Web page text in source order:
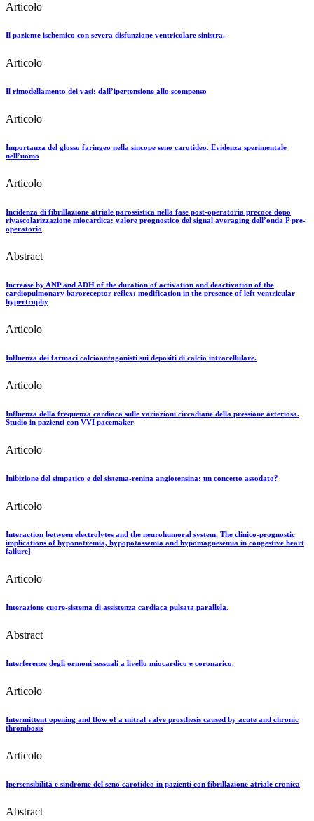
Articolo
Il paziente ischemico con severa disfunzione ventricolare sinistra.
Articolo
Il rimodellamento dei vasi: dall’ipertensione allo scompenso
Articolo
Importanza del glosso faringeo nella sincope seno carotideo. Evidenza sperimentale
nell’uomo
Articolo
Incidenza di fibrillazione atriale parossistica nella fase post-operatoria precoce dopo
rivascolarizzazione miocardica: valore prognostico del signal averaging dell’onda P pre-
operatorio
Abstract
Increase by ANP and ADH of the duration of activation and deactivation of the
cardiopulmonary baroreceptor reflex: modification in the presence of left ventricular
hypertrophy
Articolo
Influenza dei farmaci calcioantagonisti sui depositi di calcio intracellulare.
Articolo
Influenza della frequenza cardiaca sulle variazioni circadiane della pressione arteriosa.
Studio in pazienti con VVI pacemaker
Articolo
Inibizione del simpatico e del sistema-renina angiotensina: un concetto assodato?
Articolo
Interaction between electrolytes and the neurohumoral system. The clinico-prognostic
implications of hyponatremia, hypopotassemia and hypomagnesemia in congestive heart
failure]
Articolo
Interazione cuore-sistema di assistenza cardiaca pulsata parallela.
Abstract
Interferenze degli ormoni sessuali a livello miocardico e coronarico.
Articolo
Intermittent opening and flow of a mitral valve prosthesis caused by acute and chronic
thrombosis
Articolo
Ipersensibilità e sindrome del seno carotideo in pazienti con fibrillazione atriale cronica
Abstract